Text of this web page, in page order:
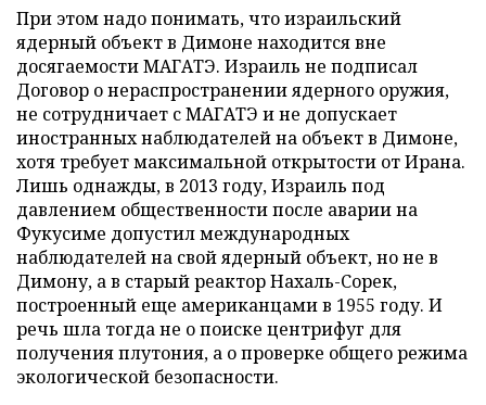
При этом надо понимать, что израильский
ядерный объект в Димоне находится вне
досягаемости МАГАТЭ. Израиль не подписал
Договор о нераспространении ядерного оружия,
не сотрудничает с МАГАТЭ и не допускает
иностранных наблюдателей на объект в Димоне,
хотя требует максимальной открытости от Ирана.
Лишь однажды, в 2013 году, Израиль под
давлением общественности после аварии на
Фукусиме допустил международных
наблюдателей на свой ядерный объект, но не в
Димону, а в старый реактор Нахаль-Сорек,
построенный еще американцами в 1955 году. И
речь шла тогда не о поиске центрифуг для
получения плутония, а о проверке общего режима
экологической безопасности.